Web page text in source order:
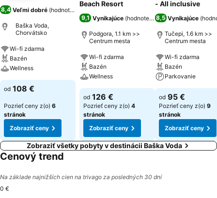
8,4 Veľmi dobré (hodnotenia: 3 708
Baška Voda,
Chorvátsko
Wi-fi zdarma
Bazén
Wellness
od 108 €
Pozrieť ceny z(o) 6
stránok
Zobraziť ceny
Beach Resort
9,1 Vynikajúce (hodnotenia: 9 799)
Podgora, 1.1 km >>
Centrum mesta
Wi-fi zdarma
Bazén
Wellness
od 126 €
Pozrieť ceny z(o) 4
stránok
Zobraziť ceny
- All inclusive
8,5 Vynikajúce (
Tučepi, 1.6 km >>
Centrum mesta
Wi-fi zdarma
Bazén
Parkovanie
od 95 €
Pozrieť ceny z(o) 9
stránok
Zobraziť ceny
Zobraziť všetky pobyty v destinácii Baška Voda
Cenový trend
Na základe najnižších cien na trivago za posledných 30 dní
0 €